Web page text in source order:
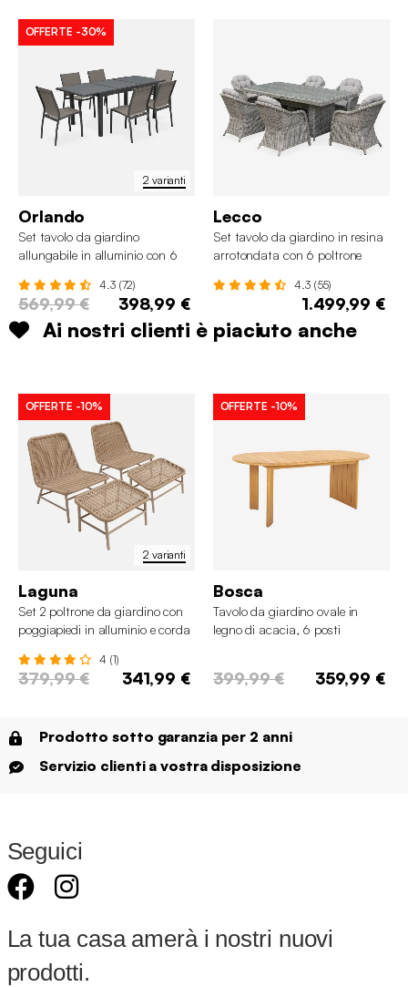
2 varianti
OFFERTE -30%
Orlando
Set tavolo da giardino
allungabile in alluminio con 6
4.3 (72)
569,99 € 398,99 €
Lecco
Set tavolo da giardino in resina
arrotondata con 6 poltrone
4.3 (55)
1.499,99 €
Ai nostri clienti è piaciuto anche
2 varianti
OFFERTE -10%
Laguna
Set 2 poltrone da giardino con
poggiapiedi in alluminio e corda
4 (1)
379,99 € 341,99 €
OFFERTE -10%
Bosca
Tavolo da giardino ovale in
legno di acacia, 6 posti
399,99 € 359,99 €
Prodotto sotto garanzia per 2 anni
Servizio clienti a vostra disposizione
Seguici
La tua casa amerà i nostri nuovi
prodotti.